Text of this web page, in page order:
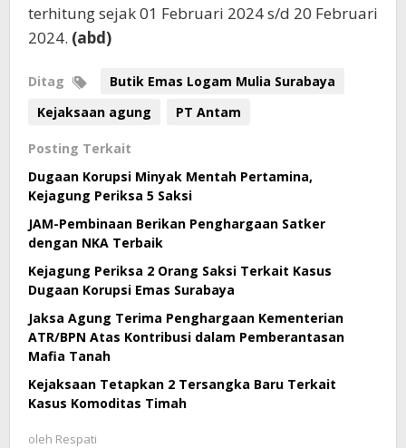
terhitung sejak 01 Februari 2024 s/d 20 Februari
2024. (abd)
Ditag
Butik Emas Logam Mulia Surabaya
Kejaksaan agung
PT Antam
Posting Terkait
Dugaan Korupsi Minyak Mentah Pertamina,
Kejagung Periksa 5 Saksi
JAM-Pembinaan Berikan Penghargaan Satker
dengan NKA Terbaik
Kejagung Periksa 2 Orang Saksi Terkait Kasus
Dugaan Korupsi Emas Surabaya
Jaksa Agung Terima Penghargaan Kementerian
ATR/BPN Atas Kontribusi dalam Pemberantasan
Mafia Tanah
Kejaksaan Tetapkan 2 Tersangka Baru Terkait
Kasus Komoditas Timah
oleh Respati